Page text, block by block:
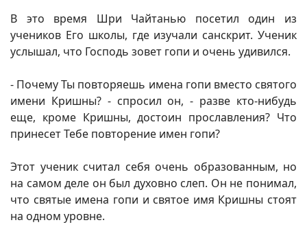
В это время Шри Чайтанью посетил один из
учеников Его школы, где изучали санскрит. Ученик
услышал, что Господь зовет гопи и очень удивился.
- Почему Ты повторяешь имена гопи вместо святого
имени Кришны? - спросил он, - разве кто-нибудь
еще, кроме Кришны, достоин прославления? Что
принесет Тебе повторение имен гопи?
Этот ученик считал себя очень образованным, но
на самом деле он был духовно слеп. Он не понимал,
что святые имена гопи и святое имя Кришны стоят
на одном уровне.